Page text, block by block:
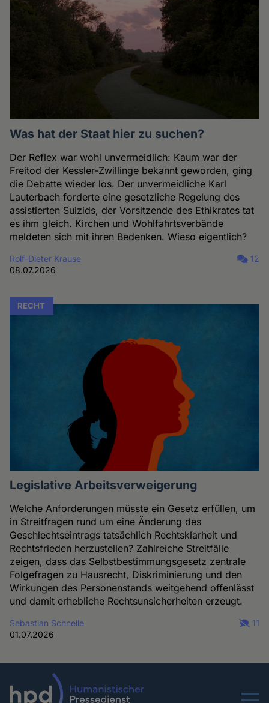
Was hat der Staat hier zu suchen?
Der Reflex war wohl unvermeidlich: Kaum war der
Freitod der Kessler-Zwillinge bekannt geworden, ging
die Debatte wieder los. Der unvermeidliche Karl
Lauterbach forderte eine gesetzliche Regelung des
assistierten Suizids, der Vorsitzende des Ethikrates tat
es ihm gleich. Kirchen und Wohlfahrtsverbände
meldeten sich mit ihren Bedenken. Wieso eigentlich?
Rolf-Dieter Krause
08.07.2026
12
RECHT
Legislative Arbeitsverweigerung
Welche Anforderungen müsste ein Gesetz erfüllen, um
in Streitfragen rund um eine Änderung des
Geschlechtseintrags tatsächlich Rechtsklarheit und
Rechtsfrieden herzustellen? Zahlreiche Streitfälle
zeigen, dass das Selbstbestimmungsgesetz zentrale
Folgefragen zu Hausrecht, Diskriminierung und den
Wirkungen des Personenstands weitgehend offenlässt
und damit erhebliche Rechtsunsicherheiten erzeugt.
Sebastian Schnelle
01.07.2026
11